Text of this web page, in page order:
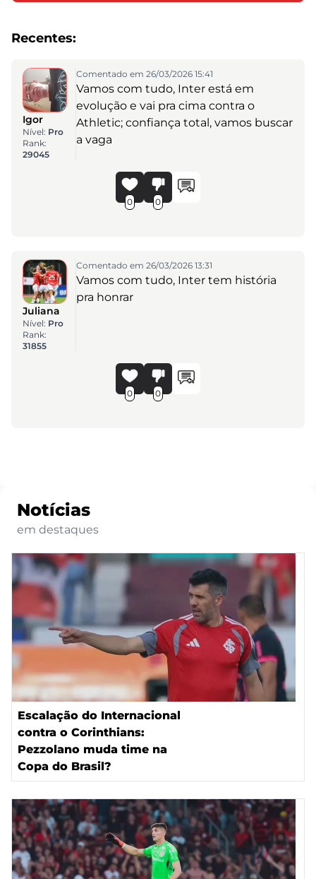
Recentes:
Igor
Nível: Pro
Rank:
29045
Comentado em 26/03/2026 15:41
Vamos com tudo, Inter está em
evolução e vai pra cima contra o
Athletic; confiança total, vamos buscar
a vaga
0 0
Juliana
Nível: Pro
Rank:
31855
Comentado em 26/03/2026 13:31
Vamos com tudo, Inter tem história
pra honrar
0 0
Notícias
em destaques
Escalação do Internacional
contra o Corinthians:
Pezzolano muda time na
Copa do Brasil?